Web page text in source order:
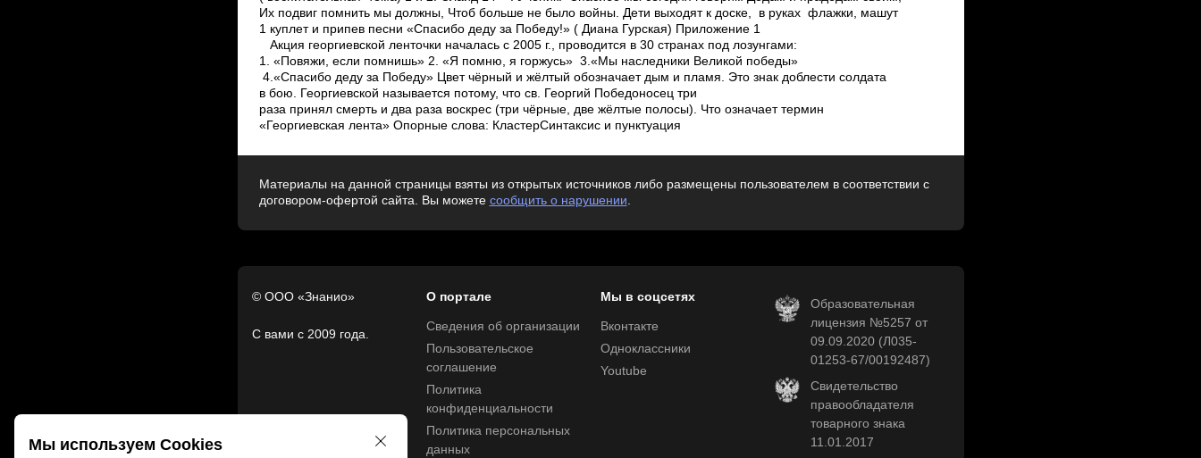
Их подвиг помнить мы должны, Чтоб больше не было войны. Дети выходят к доске, в руках флажки, машут
1 куплет и припев песни «Спасибо деду за Победу!» ( Диана Гурская) Приложение 1
Акция георгиевской ленточки началась с 2005 г., проводится в 30 странах под лозунгами:
1. «Повяжи, если помнишь» 2. «Я помню, я горжусь» 3.«Мы наследники Великой победы»
4.«Спасибо деду за Победу» Цвет чёрный и жёлтый обозначает дым и пламя. Это знак доблести солдата
в бою. Георгиевской называется потому, что св. Георгий Победоносец три
раза принял смерть и два раза воскрес (три чёрные, две жёлтые полосы). Что означает термин
«Георгиевская лента» Опорные слова: КластерСинтаксис и пунктуация
Материалы на данной страницы взяты из открытых источников либо размещены пользователем в соответствии с
договором-офертой сайта. Вы можете сообщить о нарушении.
© ООО «Знанио»
С вами с 2009 года.
О портале
Сведения об организации
Пользовательское
соглашение
Политика
конфиденциальности
Политика персональных
данных
Мы в соцсетях
Вконтакте
Одноклассники
Youtube
Образовательная
лицензия №5257 от
09.09.2020 (Л035-
01253-67/00192487)
Свидетельство
правообладателя
товарного знака
11.01.2017
Мы используем Cookies